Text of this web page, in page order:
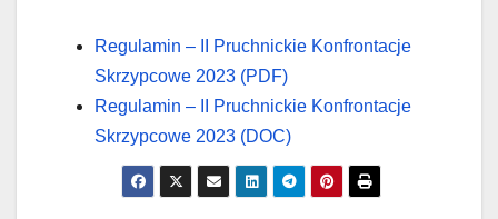
Regulamin – II Pruchnickie Konfrontacje
Skrzypcowe 2023 (PDF)
Regulamin – II Pruchnickie Konfrontacje
Skrzypcowe 2023 (DOC)